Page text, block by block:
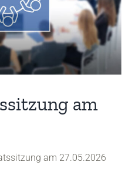
am
am 27.05.2026